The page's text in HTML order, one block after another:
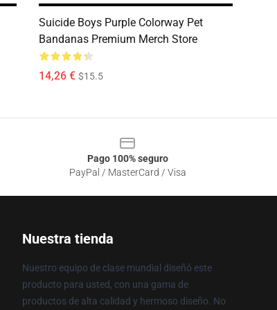
Suicide Boys Purple Colorway Pet
Bandanas Premium Merch Store
14,26 € $15.5
Pago 100% seguro
PayPal / MasterCard / Visa
Nuestra tienda
Nuestro equipo de clase mundial diseñó este
producto para usted, con una gama de
productos de alta calidad y hermoso diseño. No